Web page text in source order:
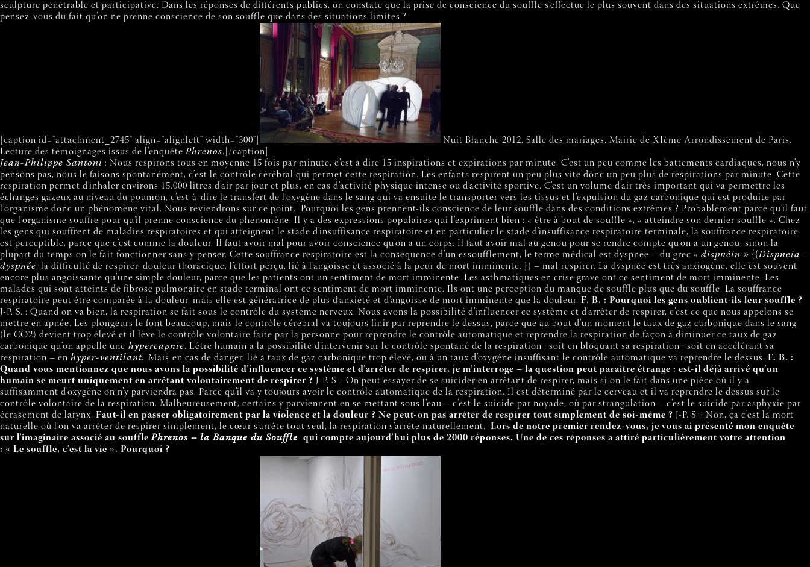
sculpture pénétrable et participative. Dans les réponses de différents publics, on constate que la prise de conscience du souffle s’effectue le plus souvent dans des situations extrêmes. Que
pensez-vous du fait qu’on ne prenne conscience de son souffle que dans des situations limites ?
[caption id="attachment_2745" align="alignleft" width="300"]
Nuit Blanche 2012, Salle des mariages, Mairie de XIème Arrondissement de Paris.
Lecture des témoignages issus de l’enquêtePhrenos.[/caption]
Jean-Philippe Santoni : Nous respirons tous en moyenne 15 fois par minute, c’est à dire 15 inspirations et expirations par minute. C’est un peu comme les battements cardiaques, nous n’y
pensons pas, nous le faisons spontanément, c’est le contrôle cérébral qui permet cette respiration. Les enfants respirent un peu plus vite donc un peu plus de respirations par minute. Cette
respiration permet d’inhaler environs 15.000 litres d’air par jour et plus, en cas d’activité physique intense ou d’activité sportive. C’est un volume d’air très important qui va permettre les
échanges gazeux au niveau du poumon, c’est-à-dire le transfert de l’oxygène dans le sang qui va ensuite le transporter vers les tissus et l’expulsion du gaz carbonique qui est produite par
l’organisme donc un phénomène vital. Nous reviendrons sur ce point.
Pourquoi les gens prennent-ils conscience de leur souffle dans des conditions extrêmes ? Probablement parce qu’il faut
que l’organisme souffre pour qu’il prenne conscience du phénomène. Il y a des expressions populaires qui l’expriment bien : « être à bout de souffle », « atteindre son dernier souffle ». Chez
les gens qui souffrent de maladies respiratoires et qui atteignent le stade d’insuffisance respiratoire et en particulier le stade d’insuffisance respiratoire terminale, la souffrance respiratoire
est perceptible, parce que c’est comme la douleur. Il faut avoir mal pour avoir conscience qu’on a un corps. Il faut avoir mal au genou pour se rendre compte qu’on a un genou, sinon la
plupart du temps on le fait fonctionner sans y penser. Cette souffrance respiratoire est la conséquence d’un essoufflement, le terme médical est dyspnée – du grec « dispnéin » {{Dispneia –
dyspnée, la difficulté de respirer, douleur thoracique, l’effort perçu, lié à l’angoisse et associé à la peur de mort imminente. }} – mal respirer. La dyspnée est très anxiogène, elle est souvent
encore plus angoissante qu’une simple douleur, parce que les patients ont un sentiment de mort imminente. Les asthmatiques en crise grave ont ce sentiment de mort imminente. Les
malades qui sont atteints de fibrose pulmonaire en stade terminal ont ce sentiment de mort imminente. Ils ont une perception du manque de souffle plus que du souffle. La souffrance
respiratoire peut être comparée à la douleur, mais elle est génératrice de plus d’anxiété et d’angoisse de mort imminente que la douleur. F. B. : Pourquoi les gens oublient-ils leur souffle ?
J-P. S. : Quand on va bien, la respiration se fait sous le contrôle du système nerveux. Nous avons la possibilité d’influencer ce système et d’arrêter de respirer, c’est ce que nous appelons se
mettre en apnée. Les plongeurs le font beaucoup, mais le contrôle cérébral va toujours finir par reprendre le dessus, parce que au bout d’un moment le taux de gaz carbonique dans le sang
(le CO2) devient trop élevé et il lève le contrôle volontaire faite par la personne pour reprendre le contrôle automatique et reprendre la respiration de façon à diminuer ce taux de gaz
carbonique qu’on appelle une hypercapnie. L’être humain a la possibilité d’intervenir sur le contrôle spontané de la respiration ; soit en bloquant sa respiration ; soit en accélérant sa
respiration – en hyper-ventilant. Mais en cas de danger, lié à taux de gaz carbonique trop élevé, ou à un taux d’oxygène insuffisant le contrôle automatique va reprendre le dessus. F. B. :
Quand vous mentionnez que nous avons la possibilité d’influencer ce système et d’arrêter de respirer, je m’interroge – la question peut paraître étrange : est-il déjà arrivé qu’un
humain se meurt uniquement en arrêtant volontairement de respirer ? J-P. S. : On peut essayer de se suicider en arrêtant de respirer, mais si on le fait dans une pièce où il y a
suffisamment d’oxygène on n’y parviendra pas. Parce qu’il va y toujours avoir le contrôle automatique de la respiration. Il est déterminé par le cerveau et il va reprendre le dessus sur le
contrôle volontaire de la respiration. Malheureusement, certains y parviennent en se mettant sous l’eau – c’est le suicide par noyade, où par strangulation – c’est le suicide par asphyxie par
écrasement de larynx. Faut-il en passer obligatoirement par la violence et la douleur ? Ne peut-on pas arrêter de respirer tout simplement de soi-même ? J-P. S. : Non, ça c’est la mort
naturelle où l’on va arrêter de respirer simplement, le cœur s’arrête tout seul, la respiration s’arrête naturellement.
Lors de notre premier rendez-vous, je vous ai présenté mon enquête
sur l’imaginaire associé au soufflePhrenos – la Banque du Souffle
qui compte aujourd’hui plus de 2000 réponses. Une de ces réponses a attiré particulièrement votre attention
: « Le souffle, c’est la vie ». Pourquoi ?